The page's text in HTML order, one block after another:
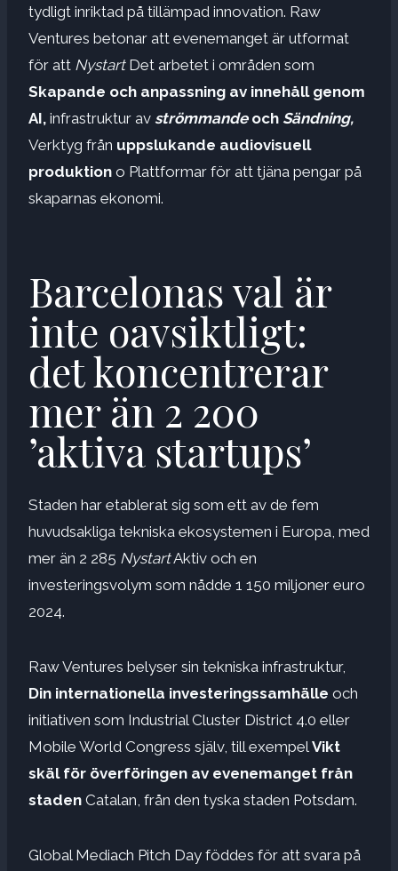
tydligt inriktad på tillämpad innovation. Raw
Ventures betonar att evenemanget är utformat
för att NystartDet arbetet i områden som
Skapande och anpassning av innehåll genom
AI, infrastruktur av strömmandeoch Sändning,
Verktyg från uppslukande audiovisuell
produktion o Plattformar för att tjäna pengar på
skaparnas ekonomi.
Barcelonas val är
inte oavsiktligt:
det koncentrerar
mer än 2 200
’aktiva startups’
Staden har etablerat sig som ett av de fem
huvudsakliga tekniska ekosystemen i Europa, med
mer än 2 285 NystartAktiv och en
investeringsvolym som nådde 1 150 miljoner euro
2024.
Raw Ventures belyser sin tekniska infrastruktur,
Din internationella investeringssamhälle och
initiativen som Industrial Cluster District 4.0 eller
Mobile World Congress själv, till exempel Vikt
skäl för överföringen av evenemanget från
staden Catalan, från den tyska staden Potsdam.
Global Mediach Pitch Day föddes för att svara på